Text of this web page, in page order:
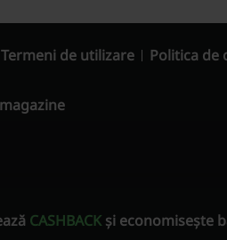
Termeni de utilizare Politica de
CASHBACKși economisește